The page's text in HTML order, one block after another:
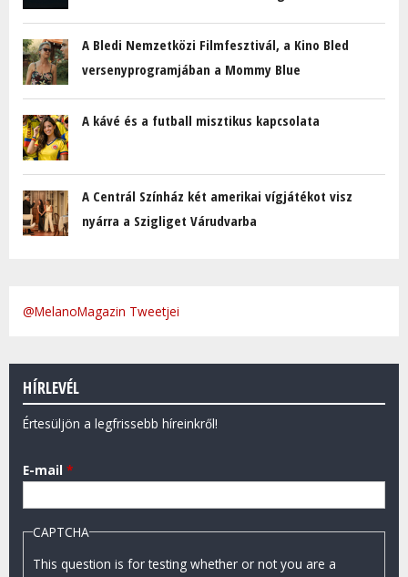
A Bledi Nemzetközi Filmfesztivál, a Kino Bled
versenyprogramjában a Mommy Blue
A kávé és a futball misztikus kapcsolata
A Centrál Színház két amerikai vígjátékot visz
nyárra a Szigliget Várudvarba
@MelanoMagazin Tweetjei
HÍRLEVÉL
Értesüljön a legfrissebb híreinkről!
E-mail *
CAPTCHA
This question is for testing whether or not you are a